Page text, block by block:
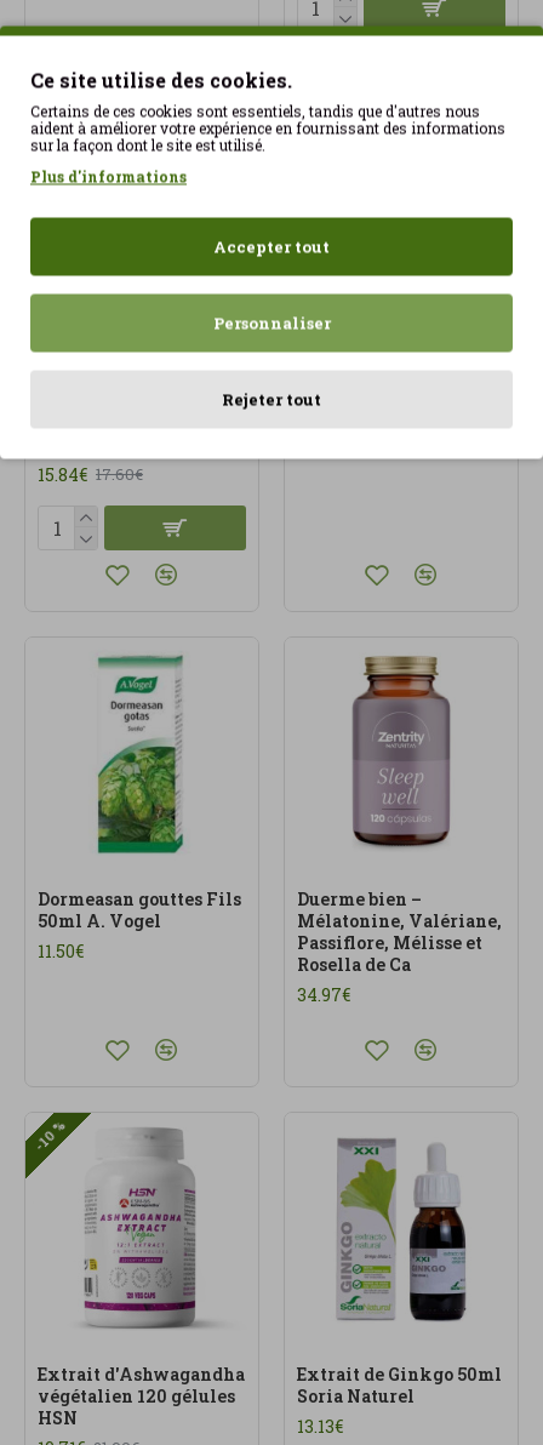
-10 %
avec la mélatonine au
15.84€ 17.60€
Vega Be Levels
39.00€
Dormeasan gouttes Fils
50ml A. Vogel
11.50€
Duerme bien –
Mélatonine, Valériane,
Passiflore, Mélisse et
Rosella de Ca
34.97€
-10 %
Extrait d'Ashwagandha
végétalien 120 gélules
HSN
Extrait de Ginkgo 50ml
Soria Naturel
13.13€
Ce site utilise des cookies.
Certains de ces cookies sont essentiels, tandis que d'autres nous
aident à améliorer votre expérience en fournissant des informations
sur la façon dont le site est utilisé.
Plus d'informations
Accepter tout
Personnaliser
Rejeter tout